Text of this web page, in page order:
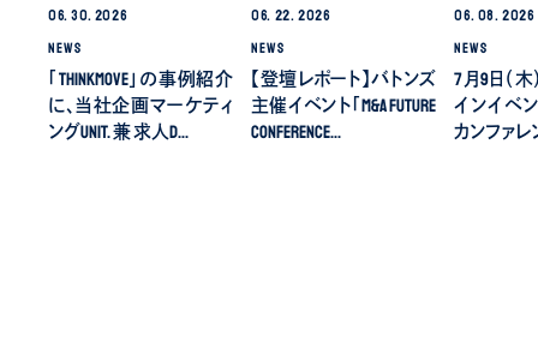
06. 30. 2026
NEWS
「ThinkMove」の事例紹介
に、当社企画マーケティ
ングUnit. 兼 求人D…
06. 22. 2026
NEWS
【登壇レポート】バトンズ
主催イベント「M&A Future
Conference…
06. 08. 2026
NEWS
7月9日（木
インイベ
カンファレ